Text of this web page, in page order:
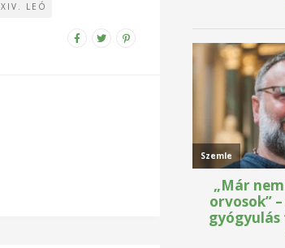
XIV. LEÓ